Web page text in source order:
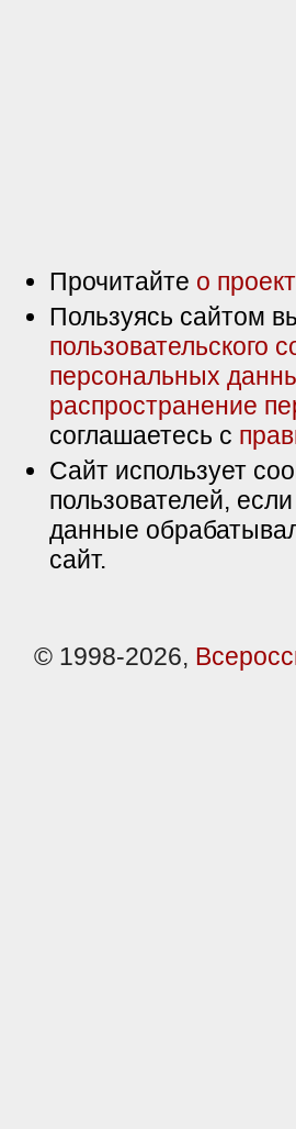
Прочитайте о
Пользуясь сайтом
пользовательского
персональных
распространение
соглашаетесь с
Сайт использует
пользователей,
данные
сайт.
© 1998-2026,